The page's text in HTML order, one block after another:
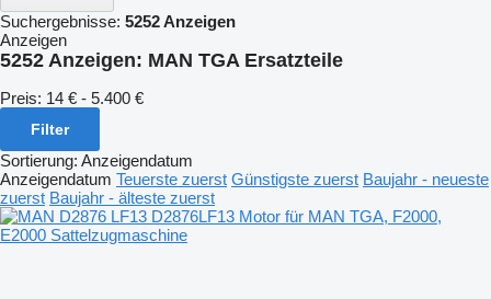
Suchergebnisse: 5252 Anzeigen
Anzeigen
5252 Anzeigen: MAN TGA Ersatzteile
Preis: 14 € - 5.400 €
Filter
Sortierung: Anzeigendatum
Anzeigendatum Teuerste zuerst Günstigste zuerst Baujahr - neueste
zuerst Baujahr - älteste zuerst